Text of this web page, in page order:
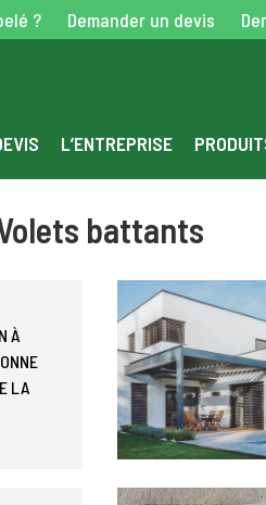
? Demander un devis
L’ENTREPRISE
battants
À
LA